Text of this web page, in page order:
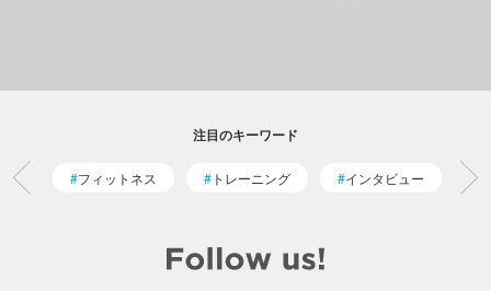
注目のキーワード
フィットネス トレーニング インタビュー